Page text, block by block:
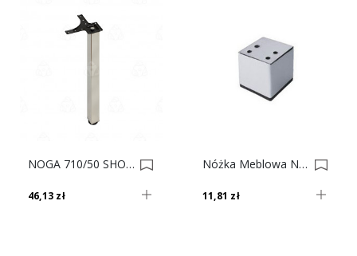
NOGA 710/50 SHOP-LINE KWADRAT Inox AC282-K 0016751
46,13 zł
Nóżka Meblowa NZ 52-RSM08 Chrom Satynowy 0002902
11,81 zł